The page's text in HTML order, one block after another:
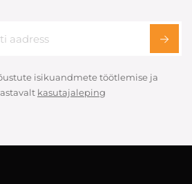
isikuandmete töötlemise ja
kasutajaleping